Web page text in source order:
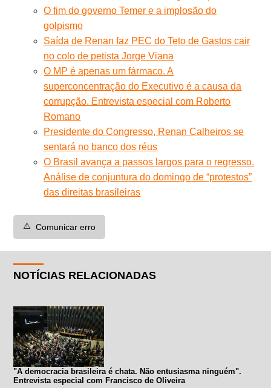
O fim do governo Temer e a implosão do
golpismo
Saída de Renan faz PEC do Teto de Gastos cair
no colo de petista Jorge Viana
O MP é apenas um fármaco. A
superconcentração do Executivo é a causa da
corrupção. Entrevista especial com Roberto
Romano
Presidente do Congresso, Renan Calheiros se
sentará no banco dos réus
O Brasil avança a passos largos para o regresso.
Análise de conjuntura do domingo de “protestos”
das direitas brasileiras
⚠️ Comunicar erro
NOTÍCIAS RELACIONADAS
"A democracia brasileira é chata. Não entusiasma ninguém".
Entrevista especial com Francisco de Oliveira